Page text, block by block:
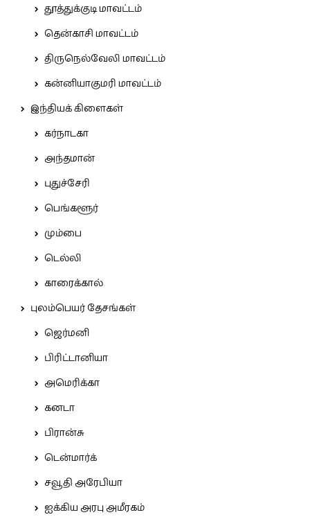
தூத்துக்குடி மாவட்டம்
தென்காசி மாவட்டம்
திருநெல்வேலி மாவட்டம்
கன்னியாகுமரி மாவட்டம்
இந்தியக் கிளைகள்
கர்நாடகா
அந்தமான்
புதுச்சேரி
பெங்களூர்
மும்பை
டெல்லி
காரைக்கால்
புலம்பெயர் தேசங்கள்
ஜெர்மனி
பிரிட்டானியா
அமெரிக்கா
கனடா
பிரான்சு
டென்மார்க்
சவூதி அரேபியா
ஐக்கிய அரபு அமீரகம்